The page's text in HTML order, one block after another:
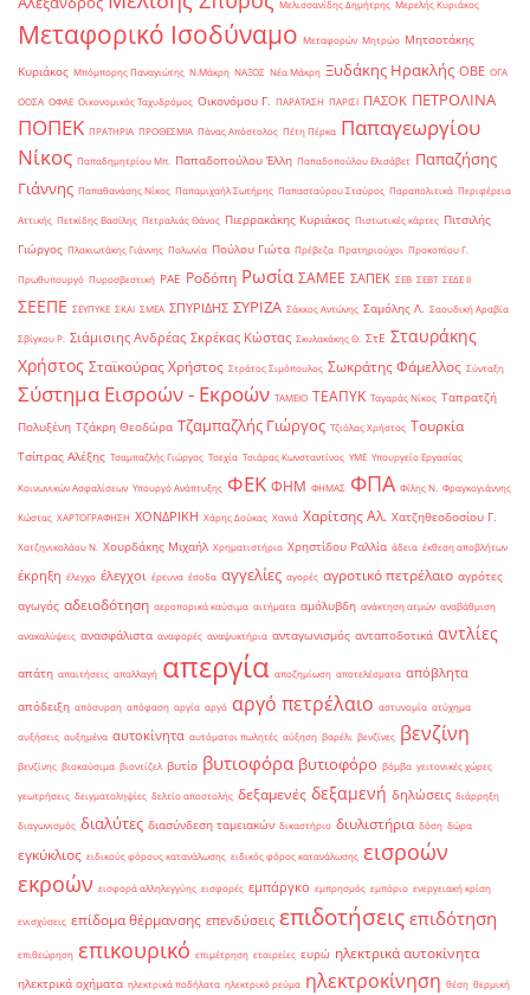
Μελισσανίδης Δημήτρης Μερελής Κυριάκος
Μεταφορικό Ισοδύναμο Μεταφορών Μητρώο Μητσοτάκης
Κυριάκος Μπόμπορης Παναγιώτης Ν.Μάκρη ΝΑΞΟΣ Νέα Μάκρη Ξυδάκης Ηρακλής ΟΒΕ ΟΓΑ
ΟΟΣΑ ΟΦΑΕ Οικονομικός Ταχυδρόμος Οικονόμου Γ. ΠΑΡΑΤΑΣΗ ΠΑΡΙΣΙ ΠΑΣΟΚ ΠΕΤΡΟΛΙΝΑ
ΠΟΠΕΚ ΠΡΑΤΗΡΙΑ ΠΡΟΘΕΣΜΙΑ Πάνας Απόστολος Πέτη Πέρκα Παπαγεωργίου
Νίκος Παπαδημητρίου Μπ. Παπαδοπούλου Έλλη Παπαδοπούλου Ελισάβετ Παπαζήσης
Γιάννης Παπαθανάσης Νίκος Παπαμιχαήλ Σωτήρης Παπασταύρου Σταύρος Παραπολιτικά Περιφέρεια
Αττικής Πετκίδης Βασίλης Πετραλιάς Θάνος Πιερρακάκης Κυριάκος Πιστωτικές κάρτες Πιτσιλής
Γιώργος Πλακιωτάκης Γιάννης Πολωνία Πούλου Γιώτα Πρέβεζα Πρατηριούχοι Προκοπίου Γ.
Πρωθυπουργό Πυροσβεστική ΡΑΕ Ροδόπη Ρωσία ΣΑΜΕΕ ΣΑΠΕΚ ΣΕΒ ΣΕΒΤ ΣΕΔΕ ΙΙ
ΣΕΕΠΕ ΣΕΥΠΥΚΕ ΣΚΑΙ ΣΜΕΑ ΣΠΥΡΙΔΗΣ ΣΥΡΙΖΑ Σάκκος Αντώνης Σαμόλης Λ. Σαουδική Αραβία
Σβίγκου Ρ. Σιάμισιης Ανδρέας Σκρέκας Κώστας Σκυλακάκης Θ. ΣτΕ Σταυράκης
Χρήστος Σταϊκούρας Χρήστος Στράτος Σιμόπουλος Σωκράτης Φάμελλος Σύνταξη
Σύστημα Εισροών - Εκροών ΤΑΜΕΙΟ ΤΕΑΠΥΚ Ταγαράς Νίκος Ταπρατζή
Πολυξένη Τζάκρη Θεοδώρα Τζαμπαζλής Γιώργος Τζιόλας Χρήστος Τουρκία
Τσίπρας Αλέξης Τσαμπαζλής Γιώργος Τσεχία Τσιάρας Κωνσταντίνος ΥΜΕ Υπουργείο Εργασίας
Κοινωνικών Ασφαλίσεων Υπουργό Ανάπτυξης ΦΕΚ ΦΗΜ ΦΗΜΑΣ ΦΠΑ Φίλης Ν. Φραγκογιάννης
Κώστας ΧΑΡΤΟΓΡΑΦΗΣΗ ΧΟΝΔΡΙΚΗ Χάρης Δούκας Χανιά Χαρίτσης Αλ. Χατζηθεοδοσίου Γ.
Χατζηνικολάου Ν. Χουρδάκης Μιχαήλ Χρηματιστήριο Χρηστίδου Ραλλία άδεια έκθεση αποβλήτων
έκρηξη έλεγχο έλεγχοι έρευνα έσοδα αγγελίες αγορές αγροτικό πετρέλαιο αγρότες
αγωγός αδειοδότηση αεροπορικά καύσιμα αιτήματα αμόλυβδη ανάκτηση ατμών αναβάθμιση
ανακαλύψεις ανασφάλιστα αναφορές αναψυκτήρια ανταγωνισμός ανταποδοτικά αντλίες
απάτη απαιτήσεις απαλλαγή απεργία αποζημίωση αποτελέσματα απόβλητα
απόδειξη απόσυρση απόφαση αργία αργό αργό πετρέλαιο αστυνομία ατύχημα
αυξήσεις αυξημένα αυτοκίνητα αυτόματοι πωλητές αύξηση βαρέλι βενζίνες βενζίνη
βενζίνης βιοκαύσιμα βιοντίζελ βυτίο βυτιοφόρα βυτιοφόρο βόμβα γειτονικές χώρες
γεωτρήσεις δειγματοληψίες δελτίο αποστολής δεξαμενές δεξαμενή δηλώσεις διάρρηξη
διαγωνισμός διαλύτες διασύνδεση ταμειακών δικαστήριο διυλιστήρια δόση δώρα
εγκύκλιος ειδικούς φόρους κατανάλωσης ειδικός φόρος κατανάλωσης εισροών
εκροών εισφορά αλληλεγγύης εισφορές εμπάργκο εμπρησμός εμπόριο ενεργειακή κρίση
ενισχύσεις επίδομα θέρμανσης επενδύσεις επιδοτήσεις επιδότηση
επιθεώρηση επικουρικό επιμέτρηση εταιρείες ευρώ ηλεκτρικά αυτοκίνητα
ηλεκτρικά οχήματα ηλεκτρικά ποδήλατα ηλεκτρικό ρεύμα ηλεκτροκίνηση θέση θερμική